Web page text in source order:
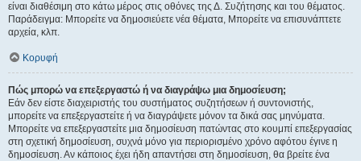
είναι διαθέσιμη στο κάτω μέρος στις οθόνες της Δ. Συζήτησης και του θέματος.
Παράδειγμα: Μπορείτε να δημοσιεύετε νέα θέματα, Μπορείτε να επισυνάπτετε
αρχεία, κλπ.
Κορυφή
Πώς μπορώ να επεξεργαστώ ή να διαγράψω μια δημοσίευση;
Εάν δεν είστε διαχειριστής του συστήματος συζητήσεων ή συντονιστής,
μπορείτε να επεξεργαστείτε ή να διαγράψετε μόνον τα δικά σας μηνύματα.
Μπορείτε να επεξεργαστείτε μια δημοσίευση πατώντας στο κουμπί επεξεργασίας
στη σχετική δημοσίευση, συχνά μόνο για περιορισμένο χρόνο αφότου έγινε η
δημοσίευση. Αν κάποιος έχει ήδη απαντήσει στη δημοσίευση, θα βρείτε ένα